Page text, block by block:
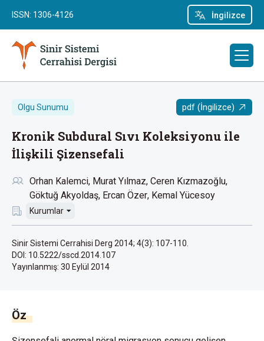
İngilizce
ISSN: 1306-4126
Olgu Sunumu pdf (İngilizce)
Kronik Subdural Sıvı Koleksiyonu ile
İlişkili Şizensefali
Orhan Kalemci Murat Yılmaz Ceren Kızmazoğlu
Göktuğ Akyoldaş Ercan Özer Kemal Yücesoy
Kurumlar
Sinir Sistemi Cerrahisi Derg 2014; 4(3): 107-110.
DOI: 10.5222/sscd.2014.107
Yayınlanmış: 30 Eylül 2014
Öz